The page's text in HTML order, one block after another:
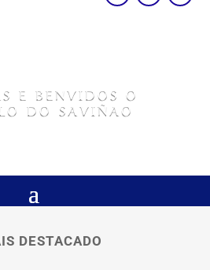
E BENVIDOS O
DO SAVIÑAO
DESTACADO